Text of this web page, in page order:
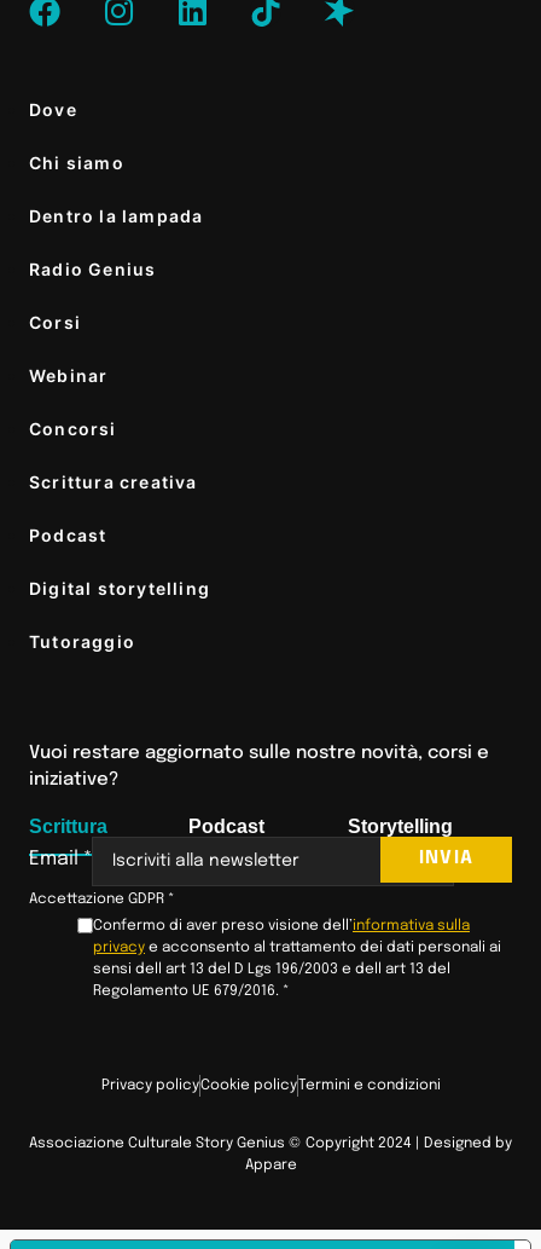
Dove
Chi siamo
Dentro la lampada
Radio Genius
Corsi
Webinar
Concorsi
Scrittura creativa
Podcast
Digital storytelling
Tutoraggio
Vuoi restare aggiornato sulle nostre novità, corsi e
iniziative?
Scrittura
Email*
Accettazione GDPR *
Confermo di aver preso visione dell’informativa sulla
privacy e acconsento al trattamento dei dati personali ai
sensi dell art 13 del D Lgs 196/2003 e dell art 13 del
Regolamento UE 679/2016. *
INVIA
Podcast Storytelling
Associazione Culturale Story Genius © Copyright 2024 | Designed by
Appare
Privacy policyCookie policy Termini e condizioni